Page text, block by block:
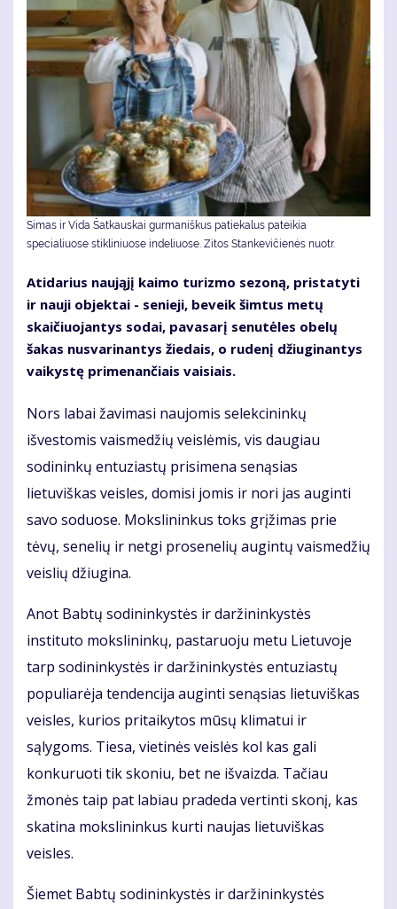
Simas ir Vida Šatkauskai gurmaniškus patiekalus pateikia
specialiuose stikliniuose indeliuose. Zitos Stankevičienės nuotr.
Atidarius naująjį kaimo turizmo sezoną, pristatyti
ir nauji objektai - senieji, beveik šimtus metų
skaičiuojantys sodai, pavasarį senutėles obelų
šakas nusvarinantys žiedais, o rudenį džiuginantys
vaikystę primenančiais vaisiais.
Nors labai žavimasi naujomis selekcininkų
išvestomis vaismedžių veislėmis, vis daugiau
sodininkų entuziastų prisimena senąsias
lietuviškas veisles, domisi jomis ir nori jas auginti
savo soduose. Mokslininkus toks grįžimas prie
tėvų, senelių ir netgi prosenelių augintų vaismedžių
veislių džiugina.
Anot Babtų sodininkystės ir daržininkystės
instituto mokslininkų, pastaruoju metu Lietuvoje
tarp sodininkystės ir daržininkystės entuziastų
populiarėja tendencija auginti senąsias lietuviškas
veisles, kurios pritaikytos mūsų klimatui ir
sąlygoms. Tiesa, vietinės veislės kol kas gali
konkuruoti tik skoniu, bet ne išvaizda. Tačiau
žmonės taip pat labiau pradeda vertinti skonį, kas
skatina mokslininkus kurti naujas lietuviškas
veisles.
Šiemet Babtų sodininkystės ir daržininkystės